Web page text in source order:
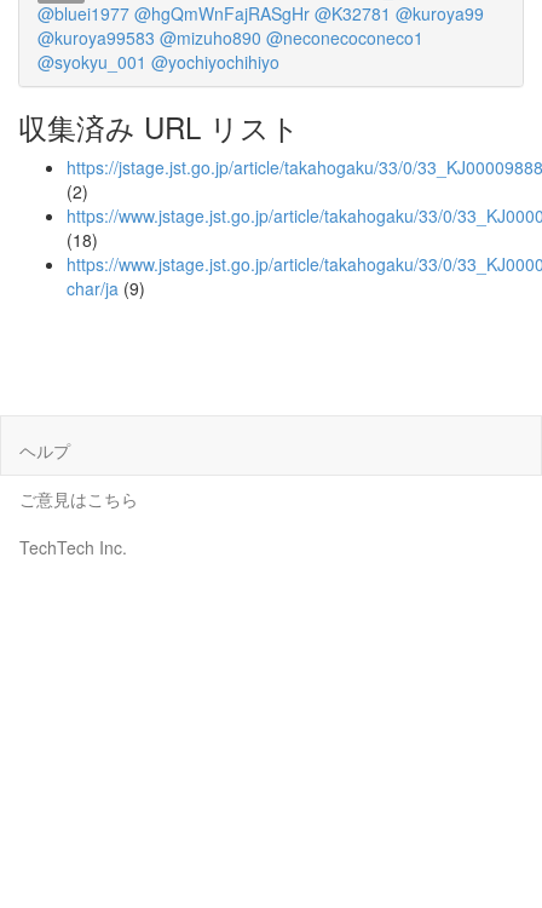
@bluei1977 @hgQmWnFajRASgHr @K32781 @kuroya99
@kuroya99583 @mizuho890 @neconecoconeco1
@syokyu_001 @yochiyochihiyo
収集済み URL リスト
https://jstage.jst.go.jp/article/takahogaku/33/0/
(2)
https://www.jstage.jst.go.jp/article/takahogaku/33/0/
(18)
https://www.jstage.jst.go.jp/article/takahogaku/33/0/
char/ja (9)
ヘルプ
ご意見はこちら
TechTech Inc.